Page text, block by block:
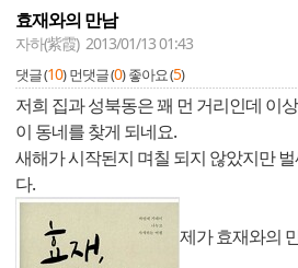
효재와의 만남
자하(紫霞) 2013/01/13 01:43
댓글 (10) 먼댓글 (0) 좋아요 (5)
저희 집과 성북동은 꽤 먼 거리인데 이
이 동네를 찾게 되네요.
새해가 시작된지 며칠 되지 않았지만
다.
제가 효재와의